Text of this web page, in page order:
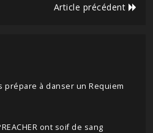
Article précédent
prépare à danser un Requiem
ont soif de sang